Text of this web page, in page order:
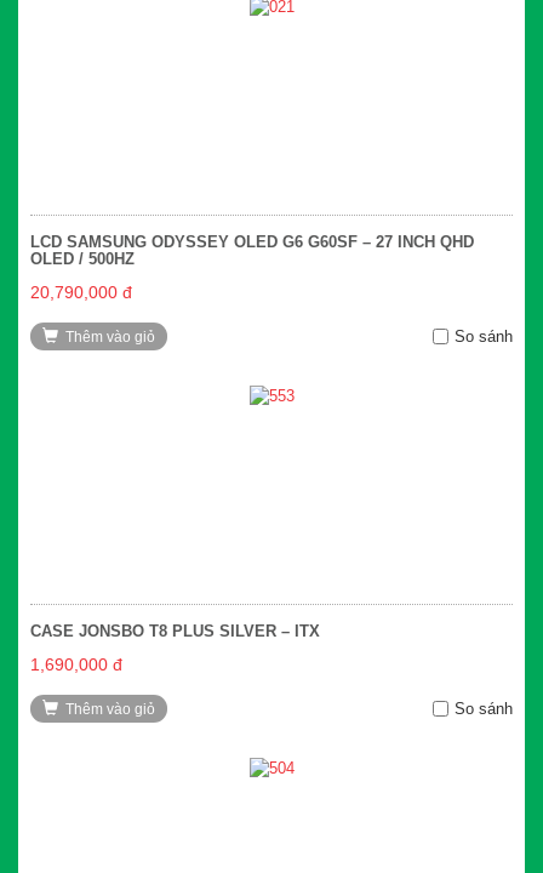
LCD SAMSUNG ODYSSEY OLED G6 G60SF – 27 INCH QHD
OLED / 500HZ
20,790,000 đ
Thêm vào giỏ So sánh
CASE JONSBO T8 PLUS SILVER – ITX
1,690,000 đ
Thêm vào giỏ So sánh